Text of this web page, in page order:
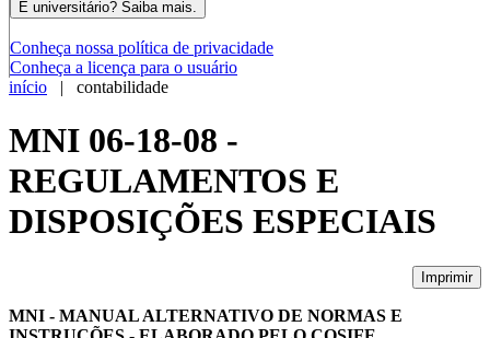
Conheça nossa política de privacidade
Conheça a licença para o usuário
início | contabilidade
MNI 06-18-08 -
REGULAMENTOS E
DISPOSIÇÕES ESPECIAIS
Imprimir
MNI - MANUAL ALTERNATIVO DE NORMAS E